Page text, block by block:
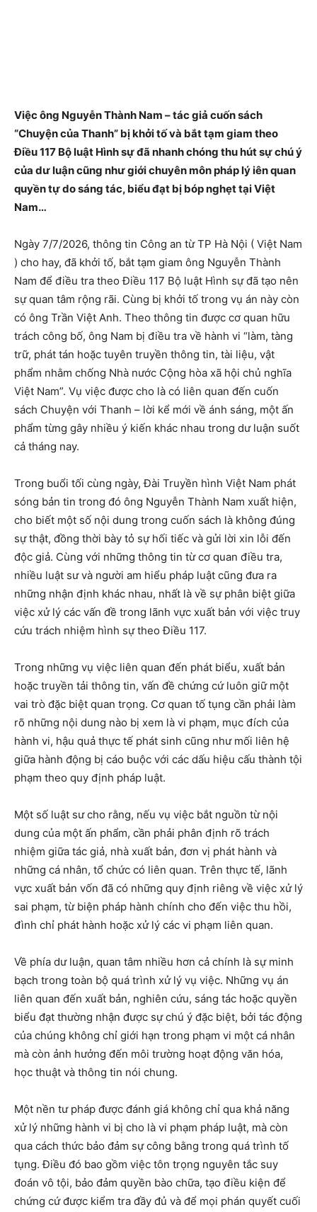
Việc ông Nguyễn Thành Nam – tác giả cuốn sách
“Chuyện của Thanh” bị khởi tố và bắt tạm giam theo
Điều 117 Bộ luật Hình sự đã nhanh chóng thu hút sự chú ý
của dư luận cũng như giới chuyên môn pháp lý iên quan
quyền tự do sáng tác, biểu đạt bị bóp nghẹt tại Việt
Nam…
Ngày 7/7/2026, thông tin Công an từ TP Hà Nội ( Việt Nam
) cho hay, đã khởi tố, bắt tạm giam ông Nguyễn Thành
Nam để điều tra theo Điều 117 Bộ luật Hình sự đã tạo nên
sự quan tâm rộng rãi. Cùng bị khởi tố trong vụ án này còn
có ông Trần Việt Anh. Theo thông tin được cơ quan hữu
trách công bố, ông Nam bị điều tra về hành vi “làm, tàng
trữ, phát tán hoặc tuyên truyền thông tin, tài liệu, vật
phẩm nhằm chống Nhà nước Cộng hòa xã hội chủ nghĩa
Việt Nam”. Vụ việc được cho là có liên quan đến cuốn
sách Chuyện với Thanh – lời kể mới về ánh sáng, một ấn
phẩm từng gây nhiều ý kiến khác nhau trong dư luận suốt
cả tháng nay.
Trong buổi tối cùng ngày, Đài Truyền hình Việt Nam phát
sóng bản tin trong đó ông Nguyễn Thành Nam xuất hiện,
cho biết một số nội dung trong cuốn sách là không đúng
sự thật, đồng thời bày tỏ sự hối tiếc và gửi lời xin lỗi đến
độc giả. Cùng với những thông tin từ cơ quan điều tra,
nhiều luật sư và người am hiểu pháp luật cũng đưa ra
những nhận định khác nhau, nhất là về sự phân biệt giữa
việc xử lý các vấn đề trong lãnh vực xuất bản với việc truy
cứu trách nhiệm hình sự theo Điều 117.
Trong những vụ việc liên quan đến phát biểu, xuất bản
hoặc truyền tải thông tin, vấn đề chứng cứ luôn giữ một
vai trò đặc biệt quan trọng. Cơ quan tố tụng cần phải làm
rõ những nội dung nào bị xem là vi phạm, mục đích của
hành vi, hậu quả thực tế phát sinh cũng như mối liên hệ
giữa hành động bị cáo buộc với các dấu hiệu cấu thành tội
phạm theo quy định pháp luật.
Một số luật sư cho rằng, nếu vụ việc bắt nguồn từ nội
dung của một ấn phẩm, cần phải phân định rõ trách
nhiệm giữa tác giả, nhà xuất bản, đơn vị phát hành và
những cá nhân, tổ chức có liên quan. Trên thực tế, lãnh
vực xuất bản vốn đã có những quy định riêng về việc xử lý
sai phạm, từ biện pháp hành chính cho đến việc thu hồi,
đình chỉ phát hành hoặc xử lý các vi phạm liên quan.
Về phía dư luận, quan tâm nhiều hơn cả chính là sự minh
bạch trong toàn bộ quá trình xử lý vụ việc. Những vụ án
liên quan đến xuất bản, nghiên cứu, sáng tác hoặc quyền
biểu đạt thường nhận được sự chú ý đặc biệt, bởi tác động
của chúng không chỉ giới hạn trong phạm vi một cá nhân
mà còn ảnh hưởng đến môi trường hoạt động văn hóa,
học thuật và thông tin nói chung.
Một nền tư pháp được đánh giá không chỉ qua khả năng
xử lý những hành vi bị cho là vi phạm pháp luật, mà còn
qua cách thức bảo đảm sự công bằng trong quá trình tố
tụng. Điều đó bao gồm việc tôn trọng nguyên tắc suy
đoán vô tội, bảo đảm quyền bào chữa, tạo điều kiện để
chứng cứ được kiểm tra đầy đủ và để mọi phán quyết cuối